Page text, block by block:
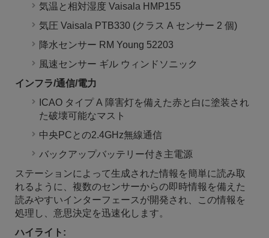
気温と相対湿度 Vaisala HMP155
気圧 Vaisala PTB330 (クラス A センサー 2 個)
降水センサー RM Young 52203
風速センサー ギル ウィンドソニック
インフラ/通信/電力
ICAO タイプ A 障害灯を備えた赤と白に塗装され
た破壊可能なマスト
中央PCとの2.4GHz無線通信
バックアップバッテリー付き主電源
ステーションによって生成された情報を簡単に読み取
れるように、複数のセンサーからの即時情報を備えた
読みやすいインターフェースが開発され、この情報を
処理し、意思決定を迅速化します。
ハイライト: